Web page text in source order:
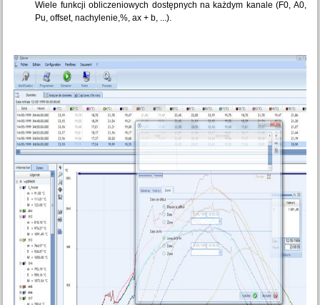
Wiele funkcji obliczeniowych dostępnych na każdym kanale (F0, A0,
Pu, offset, nachylenie,%, ax + b, ...).